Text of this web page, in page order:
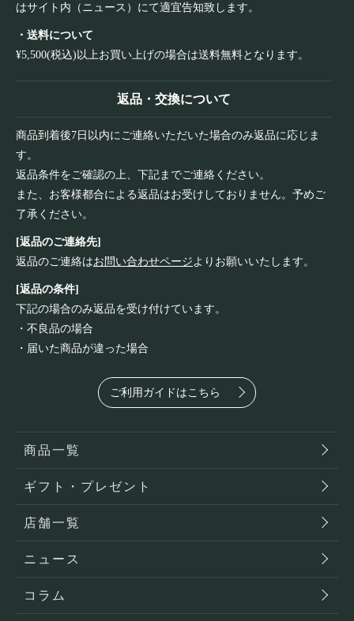
はサイト内（ニュース）にて適宜告知致します。
・送料について
¥5,500(税込)以上お買い上げの場合は送料無料となります。
返品・交換について
商品到着後7日以内にご連絡いただいた場合のみ返品に応じま
す。
返品条件をご確認の上、下記までご連絡ください。
また、お客様都合による返品はお受けしておりません。予めご
了承ください。
[返品のご連絡先]
返品のご連絡はお問い合わせページ よりお願いいたします。
[返品の条件]
下記の場合のみ返品を受け付けています。
・不良品の場合
・届いた商品が違った場合
ご利用ガイドはこちら
商品一覧
ギフト・プレゼント
店舗一覧
ニュース
コラム